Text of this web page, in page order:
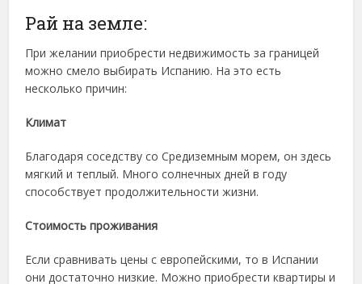
Рай на земле:
При желании приобрести недвижимость за границей
можно смело выбирать Испанию. На это есть
несколько причин:
Климат
Благодаря соседству со Средиземным морем, он здесь
мягкий и теплый. Много солнечных дней в году
способствует продолжительности жизни.
Стоимость проживания
Если сравнивать цены с европейскими, то в Испании
они достаточно низкие. Можно приобрести квартиры и